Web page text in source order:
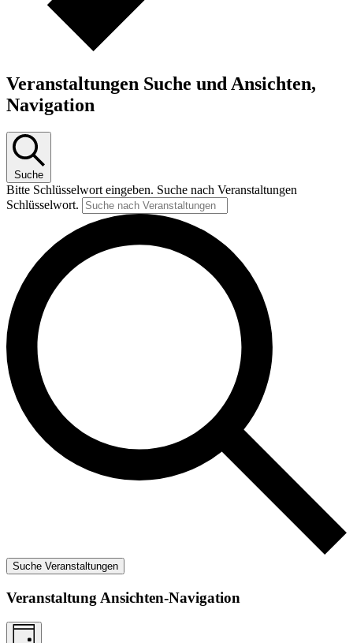
Veranstaltungen Suche und Ansichten,
Navigation
Suche
Bitte Schlüsselwort eingeben. Suche nach Veranstaltungen
Schlüsselwort.
Suche Veranstaltungen
Veranstaltung Ansichten-Navigation